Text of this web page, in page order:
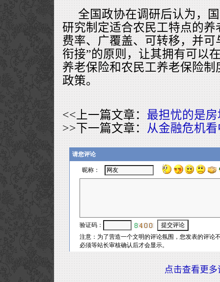
全国政协在调研后认为，
研究制定适合农民工特点的养
费率、广覆盖、可转移，并
衔接”的原则，让其拥有可以
养老保险和农民工养老保险
政策。
<<上一篇文章：最担忧的是
>>下一篇文章：从金融危机
点击查看更多